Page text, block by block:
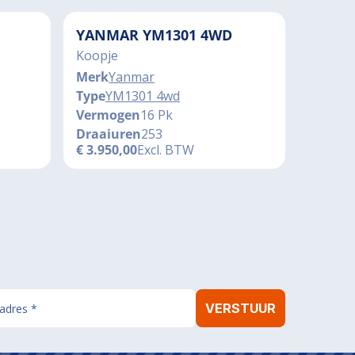
YANMAR YM1301 4WD
Koopje
MerkYanmar
TypeYM1301 4wd
Vermogen16 Pk
Draaiuren253
€3.950,00Excl. BTW